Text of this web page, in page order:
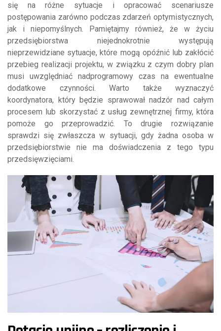
się na różne sytuacje i opracować scenariusze
postępowania zarówno podczas zdarzeń optymistycznych,
jak i niepomyślnych. Pamiętajmy również, że w życiu
przedsiębiorstwa niejednokrotnie występują
nieprzewidziane sytuacje, które mogą opóźnić lub zakłócić
przebieg realizacji projektu, w związku z czym dobry plan
musi uwzględniać nadprogramowy czas na ewentualne
dodatkowe czynności. Warto także wyznaczyć
koordynatora, który będzie sprawował nadzór nad całym
procesem lub skorzystać z usług zewnętrznej firmy, która
pomoże go przeprowadzić. To drugie rozwiązanie
sprawdzi się zwłaszcza w sytuacji, gdy żadna osoba w
przedsiębiorstwie nie ma doświadczenia z tego typu
przedsięwzięciami.